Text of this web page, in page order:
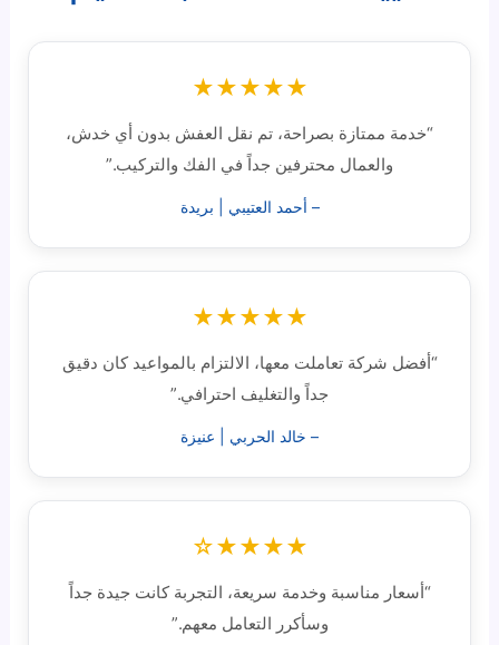
★★★★★
“خدمة ممتازة بصراحة، تم نقل العفش بدون أي خدش،
والعمال محترفين جداً في الفك والتركيب.”
– أحمد العتيبي | بريدة
★★★★★
“أفضل شركة تعاملت معها، الالتزام بالمواعيد كان دقيق
جداً والتغليف احترافي.”
– خالد الحربي | عنيزة
★★★★☆
“أسعار مناسبة وخدمة سريعة، التجربة كانت جيدة جداً
وسأكرر التعامل معهم.”